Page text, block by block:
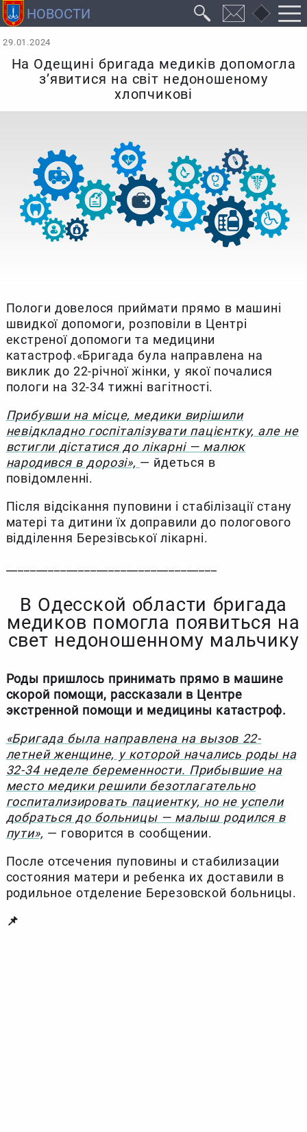
29.01.2024
На Одещині бригада медиків допомогла
з’явитися на світ недоношеному
хлопчикові
Пологи довелося приймати прямо в машині
швидкої допомоги, розповіли в Центрі
екстреної допомоги та медицини
катастроф.«Бригада була направлена на
виклик до 22-річної жінки, у якої почалися
пологи на 32-34 тижні вагітності.
Прибувши на місце, медики вирішили
невідкладно госпіталізувати пацієнтку, але не
встигли дістатися до лікарні — малюк
народився в дорозі», — йдеться в
повідомленні.
Після відсікання пуповини і стабілізації стану
матері та дитини їх доправили до пологового
відділення Березівської лікарні.
В Одесской области бригада
медиков помогла появиться на
свет недоношенному мальчику
Роды пришлось принимать прямо в машине
скорой помощи, рассказали в Центре
экстренной помощи и медицины катастроф.
«Бригада была направлена на вызов 22-
летней женщине, у которой начались роды на
32-34 неделе беременности. Прибывшие на
место медики решили безотлагательно
госпитализировать пациентку, но не успели
добраться до больницы — малыш родился в
пути», — говорится в сообщении.
После отсечения пуповины и стабилизации
состояния матери и ребенка их доставили в
родильное отделение Березовской больницы.
📌